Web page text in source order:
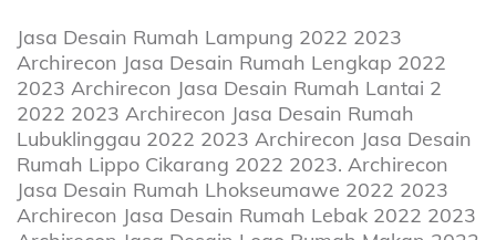
Jasa Desain Rumah Lampung 2022 2023
Archirecon Jasa Desain Rumah Lengkap 2022
2023 Archirecon Jasa Desain Rumah Lantai 2
2022 2023 Archirecon Jasa Desain Rumah
Lubuklinggau 2022 2023 Archirecon Jasa Desain
Rumah Lippo Cikarang 2022 2023. Archirecon
Jasa Desain Rumah Lhokseumawe 2022 2023
Archirecon Jasa Desain Rumah Lebak 2022 2023